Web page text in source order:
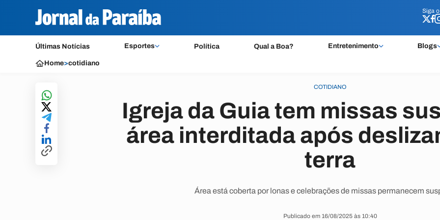
Siga o
Últimas Notícias Esportes Política Qual a Boa? Entretenimento Blogs
Siga o
Home>cotidiano
COTIDIANO
Igreja da Guia tem missas
área interditada após
terra
Área está coberta por lonas e celebrações de missas permanecem
Publicado em 16/08/2025 às 10:40